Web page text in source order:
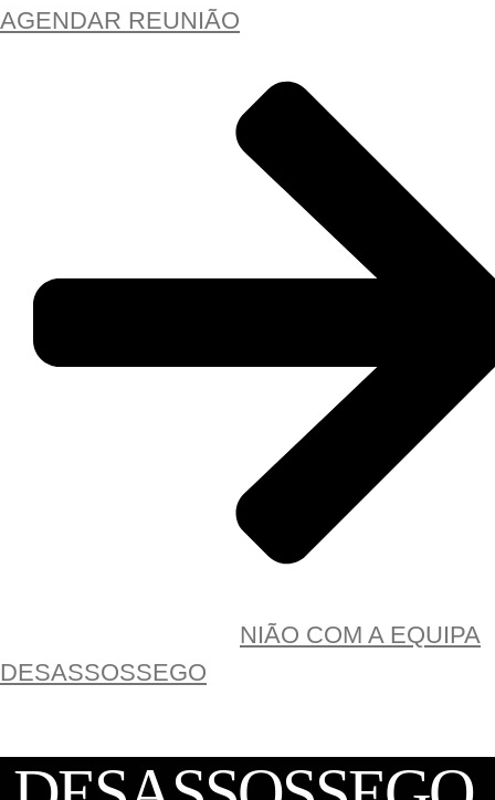
AGENDAR REUNIÃO
AGENDAR UMA REUNIÃO COM A EQUIPA
DESASSOSSEGO